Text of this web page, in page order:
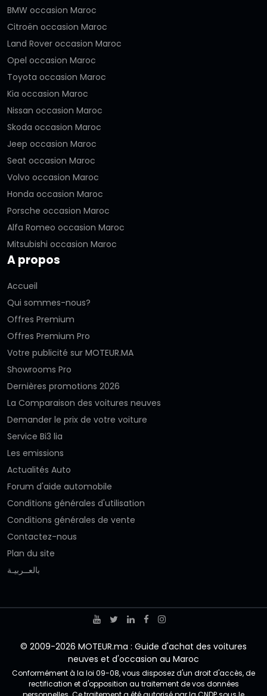
BMW occasion Maroc
Citroën occasion Maroc
Land Rover occasion Maroc
Opel occasion Maroc
Toyota occasion Maroc
Kia occasion Maroc
Nissan occasion Maroc
Skoda occasion Maroc
Jeep occasion Maroc
Seat occasion Maroc
Volvo occasion Maroc
Honda occasion Maroc
Porsche occasion Maroc
Alfa Romeo occasion Maroc
Mitsubishi occasion Maroc
A propos
Accueil
Qui sommes-nous?
Offres Premium
Offres Premium Pro
Votre publicité sur MOTEUR.MA
Showrooms Pro
Dernières promotions 2026
La Comparaison des voitures neuves
Demander le prix de votre voiture
Service Bi3 lia
Les emissions
Actualités Auto
Forum d'aide automobile
Conditions générales d'utilisation
Conditions générales de vente
Contactez-nous
Plan du site
بالعــربيـة
© 2009-2026 MOTEUR.ma : Guide d'achat des voitures
neuves et d'occasion au Maroc
Conformément à la loi 09-08, vous disposez d'un droit d'accès, de
rectification et d'opposition au traitement de vos données